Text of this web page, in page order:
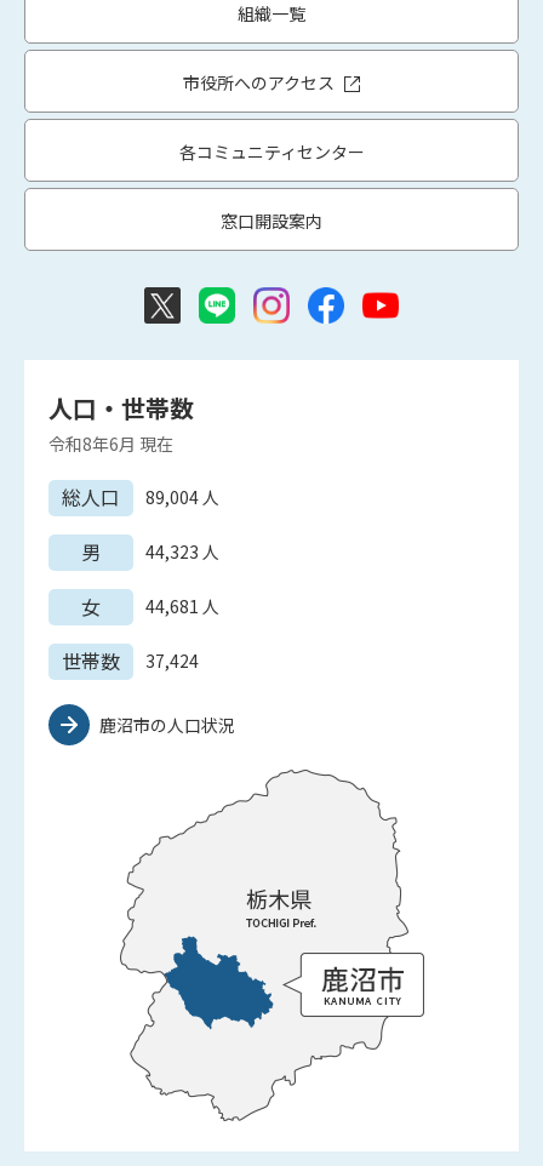
組織一覧
市役所へのアクセス
各コミュニティセンター
窓口開設案内
人口・世帯数
令和8年6月 現在
総人口 89,004人
男 44,323 人
女 44,681 人
世帯数 37,424
鹿沼市の人口状況